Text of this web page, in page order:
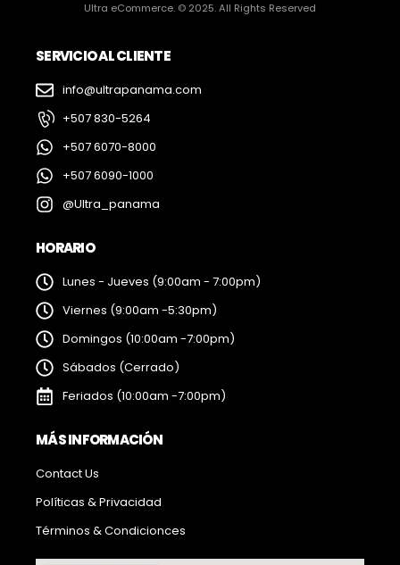
Ultra eCommerce. © 2025. All Rights Reserved
SERVICIO AL CLIENTE
info@ultrapanama.com
+507 830-5264
+507 6070-8000
+507 6090-1000
@Ultra_panama
HORARIO
Lunes - Jueves (9:00am - 7:00pm)
Viernes (9:00am -5:30pm)
Domingos (10:00am -7:00pm)
Sábados (Cerrado)
Feriados (10:00am -7:00pm)
MÁS INFORMACIÓN
Contact Us
Políticas & Privacidad
Términos & Condicionces